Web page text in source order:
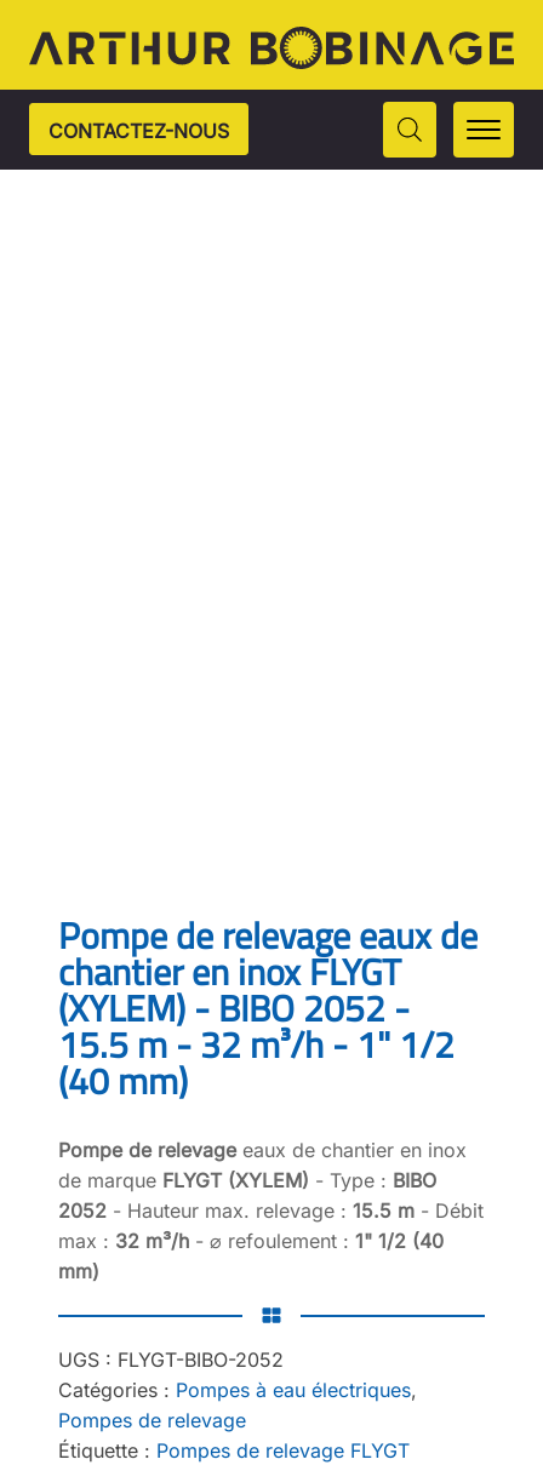
CONTACTEZ-NOUS
Pompe de relevage eaux de
chantier en inox FLYGT
(XYLEM) - BIBO 2052 -
15.5 m - 32 m³/h - 1" 1/2
(40 mm)
Pompe de relevageeaux de chantier en inox
de marque FLYGT (XYLEM) - Type : BIBO
2052 - Hauteur max. relevage : 15.5 m - Débit
max : 32 m³/h - ⌀ refoulement : 1" 1/2 (40
mm)
UGS : FLYGT-BIBO-2052
Catégories : Pompes à eau électriques,
Pompes de relevage
Étiquette : Pompes de relevage FLYGT